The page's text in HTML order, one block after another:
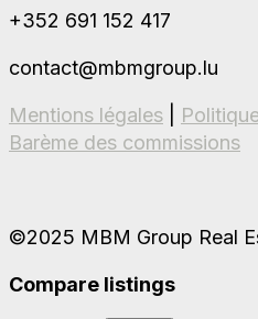
+352 691 152 417
contact@mbmgroup.lu
Mentions légales
Barème des commissions
©2025 MBM Group Real
Compare listings